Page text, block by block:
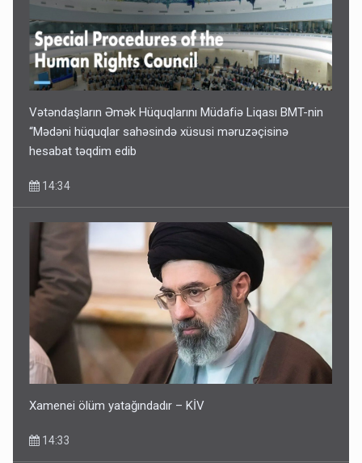
Vətəndaşların Əmək Hüquqlarını Müdafiə Liqası BMT-nin
“Mədəni hüquqlar sahəsində xüsusi məruzəçisinə
hesabat təqdim edib
14:34
Xamenei ölüm yatağındadır – KİV
14:33